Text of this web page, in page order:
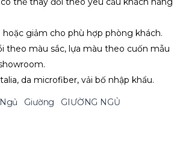
hoặc giảm cho phù hợp phòng khách.
theo màu sắc, lựa màu theo cuốn mẫu
da microfiber, vải bố nhập khẩu.
Giường GIƯỜNG NGỦ